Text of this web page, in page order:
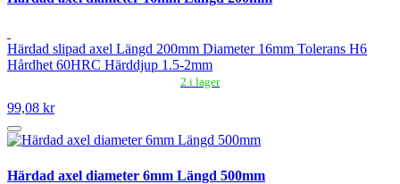
Härdad slipad axel Längd 200mm Diameter 16mm Tolerans H6
Hårdhet 60HRC Härddjup 1.5-2mm
2 i lager
99,08 kr
Härdad axel diameter 6mm Längd 500mm